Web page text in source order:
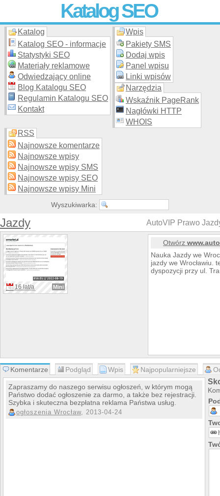
Katalog SEO
Skuteczna i promocja stron WWW –
moderowanego katalogu za darmo!
Katalog
Katalog SEO - informacje
Statystyki SEO
Materiały reklamowe
Odwiedzający online
Blog Katalogu SEO
Regulamin Katalogu SEO
Kontakt
Wpis
Pakiety SMS
Dodaj wpis
Panel wpisu
Linki wpisów
Narzędzia
Wskaźnik PageRank
Nagłówki HTTP
WHOIS
RSS
Najnowsze komentarze
Najnowsze wpisy
Najnowsze wpisy SMS
Najnowsze wpisy SEO
Najnowsze wpisy Mini
Wyszukiwarka:
Jazdy AutoVIP Prawo
16 lat/a Mini
Otwórz
Nauka Jazdy we
jazdy we Wrocławiu.
dyspozycji przy ul.
Komentarze Podgląd Wpis Najpopularniejsze
Zapraszamy do naszego serwisu ogłoszeń, w którym mogą
Państwo dodać ogłoszenie za darmo, a także bez rejestracji.
Szybka i skuteczna bezpłatna reklama Państwa usług.
ogłoszenia Wrocław, 2013-04-24